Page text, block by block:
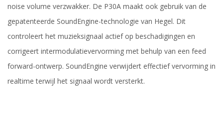
noise volume verzwakker. De P30A maakt ook gebruik van de
gepatenteerde SoundEngine-technologie van Hegel. Dit
controleert het muzieksignaal actief op beschadigingen en
corrigeert intermodulatievervorming met behulp van een feed
forward-ontwerp. SoundEngine verwijdert effectief vervorming in
realtime terwijl het signaal wordt versterkt.